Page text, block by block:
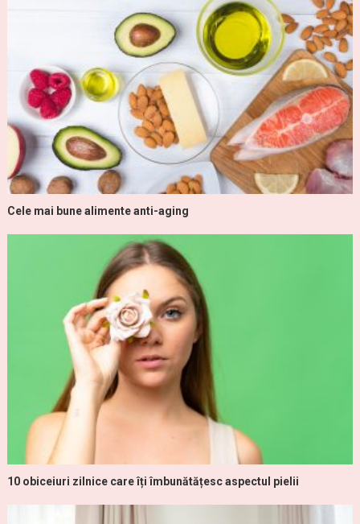
Cele mai bune alimente anti-aging
10 obiceiuri zilnice care îți îmbunătățesc aspectul pielii